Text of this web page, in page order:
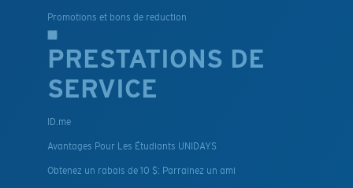
Promotions et bons de reduction
PRESTATIONS DE
SERVICE
ID.me
Avantages Pour Les Étudiants UNIDAYS
Obtenez un rabais de 10 $: Parrainez un ami